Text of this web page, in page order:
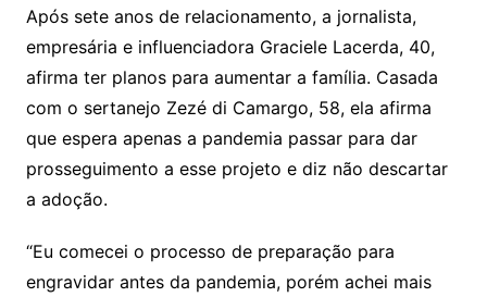
Após sete anos de relacionamento, a jornalista,
empresária e influenciadora Graciele Lacerda, 40,
afirma ter planos para aumentar a família. Casada
com o sertanejo Zezé di Camargo, 58, ela afirma
que espera apenas a pandemia passar para dar
prosseguimento a esse projeto e diz não descartar
a adoção.
“Eu comecei o processo de preparação para
engravidar antes da pandemia, porém achei mais